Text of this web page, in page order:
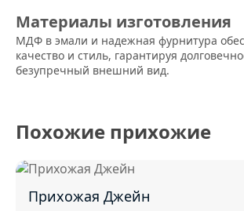
Материалы изготовления
МДФ в эмали и надежная фурнитура
качество и стиль, гарантируя
безупречный внешний вид.
Похожие прихожие
Прихожая Джейн